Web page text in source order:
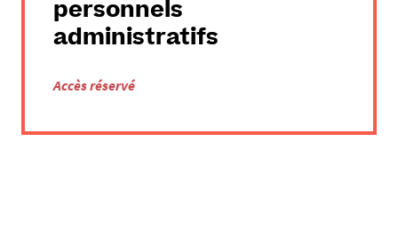
personnels
administratifs
Accès réservé